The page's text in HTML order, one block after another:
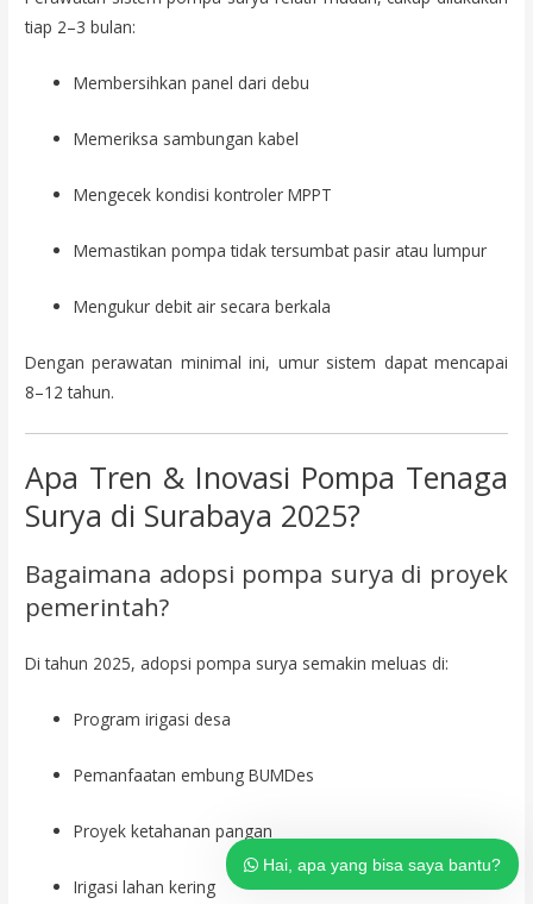
tiap 2–3 bulan:
Membersihkan panel dari debu
Memeriksa sambungan kabel
Mengecek kondisi kontroler MPPT
Memastikan pompa tidak tersumbat pasir atau lumpur
Mengukur debit air secara berkala
Dengan perawatan minimal ini, umur sistem dapat mencapai
8–12 tahun.
Apa Tren & Inovasi Pompa Tenaga
Surya di Surabaya 2025?
Bagaimana adopsi pompa surya di proyek
pemerintah?
Di tahun 2025, adopsi pompa surya semakin meluas di:
Program irigasi desa
Pemanfaatan embung BUMDes
Proyek ketahanan pangan
Irigasi lahan kering
apapun!
Hai, apa yang bisa saya bantu?